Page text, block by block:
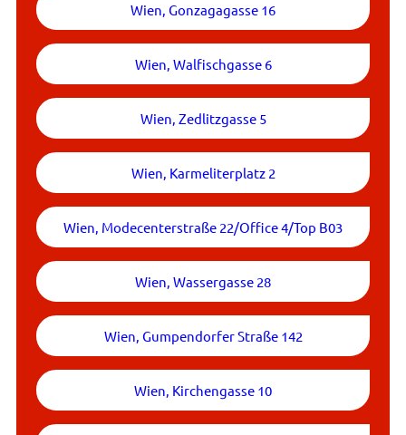
Wien, Gonzagagasse 16
Wien, Walfischgasse 6
Wien, Zedlitzgasse 5
Wien, Karmeliterplatz 2
Wien, Modecenterstraße 22/Office 4/Top B03
Wien, Wassergasse 28
Wien, Gumpendorfer Straße 142
Wien, Kirchengasse 10